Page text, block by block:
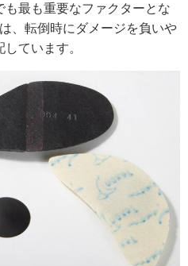
最も重要なファクターとな
、転倒時にダメージを負いや
ています。